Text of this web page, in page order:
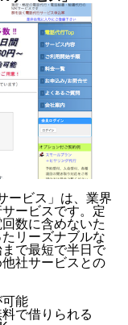
ービス」は、業界
ービスです。定
数に含めないた
リーズナブルな
で最短で半日で
社サービスとの
可能
で借りられる
秘書代行選２
は？